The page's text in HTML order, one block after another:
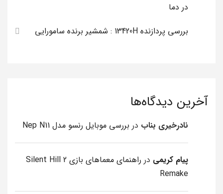
در دما
بررسی پردازنده 13420H : شمشیر برنده سامورایی
آخرین دیدگاه‌ها
نادرخیری بناب در بررسی موبایل رنسو مدل Nep N11
پیام کریمی در
راهنمای معماهای بازی Silent Hill 2
Remake